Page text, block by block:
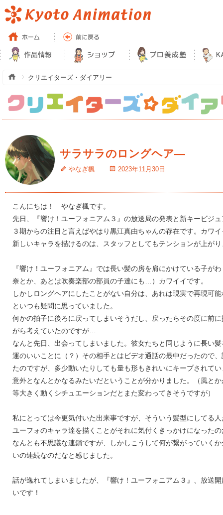
クリエイターズ・ダイアリー
サラサラのロングヘア―
やなぎ楓 2023年11月30日
こんにちは！ やなぎ楓です。
先日、『響け！ユーフォニアム３』の放送局の発表と新キービジ
３期からの注目と言えばやはり黒江真由ちゃんの存在です。カワ
新しいキャラを描けるのは、スタッフとしてもテンションが上が
『響け！ユーフォニアム』では長い髪の房を肩にかけている子が
奈とか、あとは吹奏楽部の部員の子達にも…）カワイイです。
しかしロングヘアにしたことがない自分は、あれは現実で再現可
といつも疑問に思っていました。
何かの拍子に後ろに戻ってしまいそうだし、戻ったらその度に前
がら考えていたのですが…
なんと先日、出会ってしまいました。彼女たちと同じように長い
運のいいことに（？）その相手とはビデオ通話の最中だったので
たのですが、多少動いたりしても量も形もきれいにキープされて
意外となんとかなるみたいだということが分かりました。（風と
等大きく動くシチュエーションだとまた変わってきそうですが）
私にとっては今更気付いた出来事ですが、そういう髪型にしてる
ユーフォのキャラ達を描くことがそれに気付くきっかけになった
なんとも不思議な連鎖ですが、しかしこうして何が繋がっていく
いの連続なのだなと感じました。
話が逸れてしまいましたが、『響け！ユーフォニアム３』、放送
いです！